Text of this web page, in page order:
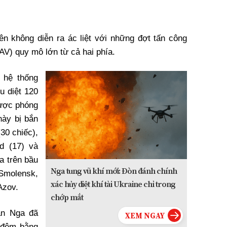
không diễn ra ác liệt với những đợt tấn công
quy mô lớn từ cả hai phía.
Nga tung vũ khí mới: Đòn đánh chính
xác hủy diệt khí tài Ukraine chỉ trong
chớp mắt
thống
diệt 120
phóng
bị bắn
chiếc),
(17) và
trên bầu
Nga đã